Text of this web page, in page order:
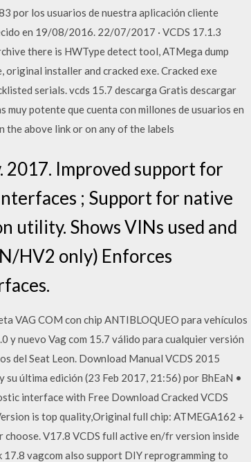
por los usuarios de nuestra aplicación cliente
en 19/08/2016. 22/07/2017 · VCDS 17.1.3
there is HWType detect tool, ATMega dump
installer and cracked exe. Cracked exe
serials. vcds 15.7 descarga Gratis descargar
potente que cuenta con millones de usuarios en
the above link or on any of the labels
2017. Improved support for
; Support for native
utility. Shows VINs used and
HV2 only) Enforces
VAG COM con chip ANTIBLOQUEO para vehículos
y nuevo Vag com 15.7 válido para cualquier versión
del Seat Leon. Download Manual VCDS 2015
su última edición (23 Feb 2017, 21:56) por BhEaN •
interface with Free Download Cracked VCDS
is top quality,Original full chip: ATMEGA162 +
V17.8 VCDS full active en/fr version inside
vagcom also support DIY reprogramming to